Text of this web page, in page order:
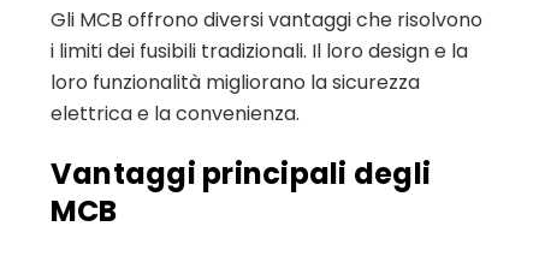
Gli MCB offrono diversi vantaggi che risolvono
i limiti dei fusibili tradizionali. Il loro design e la
loro funzionalità migliorano la sicurezza
elettrica e la convenienza.
Vantaggi principali degli
MCB